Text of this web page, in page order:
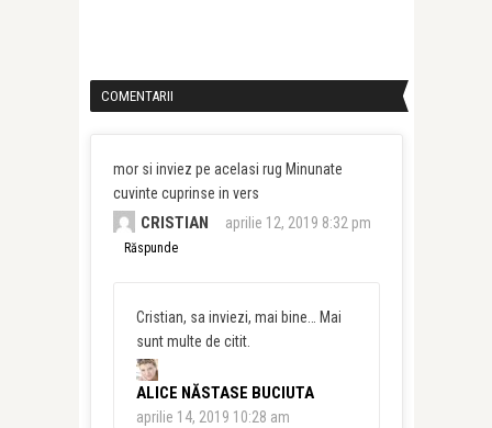
COMENTARII
mor si inviez pe acelasi rug Minunate
cuvinte cuprinse in vers
CRISTIAN aprilie 12, 2019 8:32 pm
Răspunde
Cristian, sa inviezi, mai bine… Mai
sunt multe de citit.
ALICE NĂSTASE BUCIUTA
aprilie 14, 2019 10:28 am